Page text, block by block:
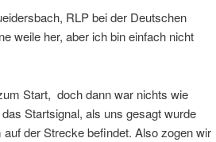
RLP bei der Deutschen
weile her, aber ich bin einfach nicht
Start, doch dann war nichts wie
Startsignal, als uns gesagt wurde
der Strecke befindet. Also zogen wir